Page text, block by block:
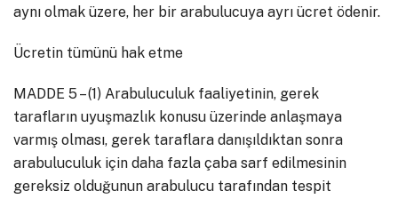
aynı olmak üzere, her bir arabulucuya ayrı ücret ödenir.
Ücretin tümünü hak etme
MADDE 5 – (1) Arabuluculuk faaliyetinin, gerek
tarafların uyuşmazlık konusu üzerinde anlaşmaya
varmış olması, gerek taraflara danışıldıktan sonra
arabuluculuk için daha fazla çaba sarf edilmesinin
gereksiz olduğunun arabulucu tarafından tespit